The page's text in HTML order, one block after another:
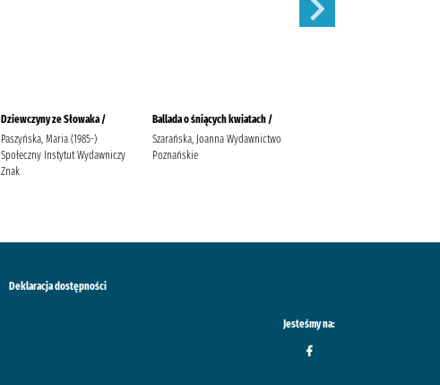
Dziewczyny ze Słowaka /
Paszyńska, Maria (1985-)
Społeczny Instytut Wydawniczy
Znak
Ballada o śniących kwiatach /
Szarańska, Joanna Wydawnictwo
Poznańskie
Deklaracja dostępności
Jesteśmy na: